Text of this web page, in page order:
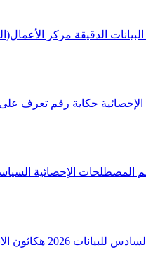
الدقيقة مركز
حكاية رقم تعرف على
المصطلحات الإحصائية
للبيانات 2026 هكاثون